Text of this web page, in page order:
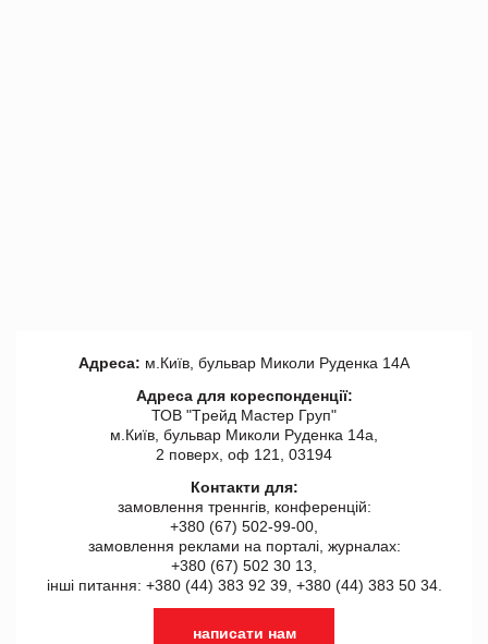
Адреса: м.Київ, бульвар Миколи Руденка 14А
Адреса для кореспонденції:
ТОВ "Tрейд Мастер Груп"
м.Київ, бульвар Миколи Руденка 14а,
2 поверх, оф 121, 03194
Контакти для:
замовлення треннгів, конференцій:
+380 (67) 502-99-00,
замовлення реклами на порталі, журналах:
+380 (67) 502 30 13,
інші питання: +380 (44) 383 92 39, +380 (44) 383 50 34.
написати нам